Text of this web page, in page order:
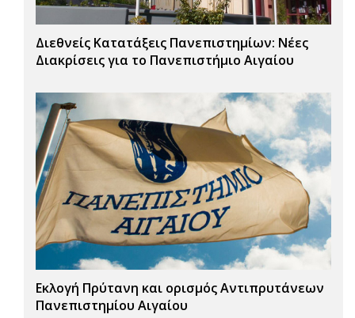
Διεθνείς Κατατάξεις Πανεπιστημίων: Νέες
Διακρίσεις για το Πανεπιστήμιο Αιγαίου
Εκλογή Πρύτανη και ορισμός Αντιπρυτάνεων
Πανεπιστημίου Αιγαίου